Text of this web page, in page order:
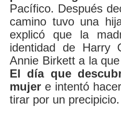
Pacífico. Después
camino tuvo una
explicó que la
identidad de Harry
Annie Birkett a la
El día que
mujer e intentó
tirar por un precipicio.